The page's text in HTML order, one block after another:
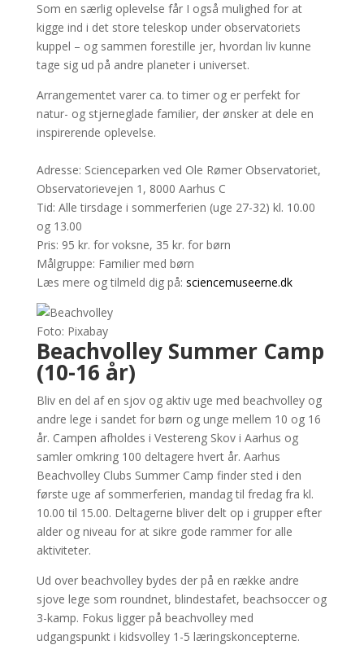
Som en særlig oplevelse får I også mulighed for at
kigge ind i det store teleskop under observatoriets
kuppel – og sammen forestille jer, hvordan liv kunne
tage sig ud på andre planeter i universet.
Arrangementet varer ca. to timer og er perfekt for
natur- og stjerneglade familier, der ønsker at dele en
inspirerende oplevelse.
Adresse: Scienceparken ved Ole Rømer Observatoriet,
Observatorievejen 1, 8000 Aarhus C
Tid: Alle tirsdage i sommerferien (uge 27-32) kl. 10.00
og 13.00
Pris: 95 kr. for voksne, 35 kr. for børn
Målgruppe: Familier med børn
Læs mere og tilmeld dig på: sciencemuseerne.dk
Foto: Pixabay
Beachvolley Summer Camp
(10-16 år)
Bliv en del af en sjov og aktiv uge med beachvolley og
andre lege i sandet for børn og unge mellem 10 og 16
år. Campen afholdes i Vestereng Skov i Aarhus og
samler omkring 100 deltagere hvert år. Aarhus
Beachvolley Clubs Summer Camp finder sted i den
første uge af sommerferien, mandag til fredag fra kl.
10.00 til 15.00. Deltagerne bliver delt op i grupper efter
alder og niveau for at sikre gode rammer for alle
aktiviteter.
Ud over beachvolley bydes der på en række andre
sjove lege som roundnet, blindestafet, beachsoccer og
3-kamp. Fokus ligger på beachvolley med
udgangspunkt i kidsvolley 1-5 læringskoncepterne.